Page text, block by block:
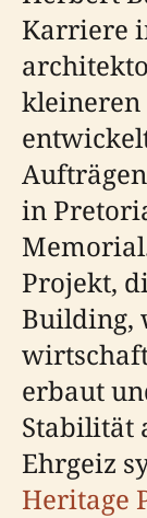
Karriere
kleineren
in
Projekt,
Building,
erbaut
Stabilität
Ehrgeiz
Heritage